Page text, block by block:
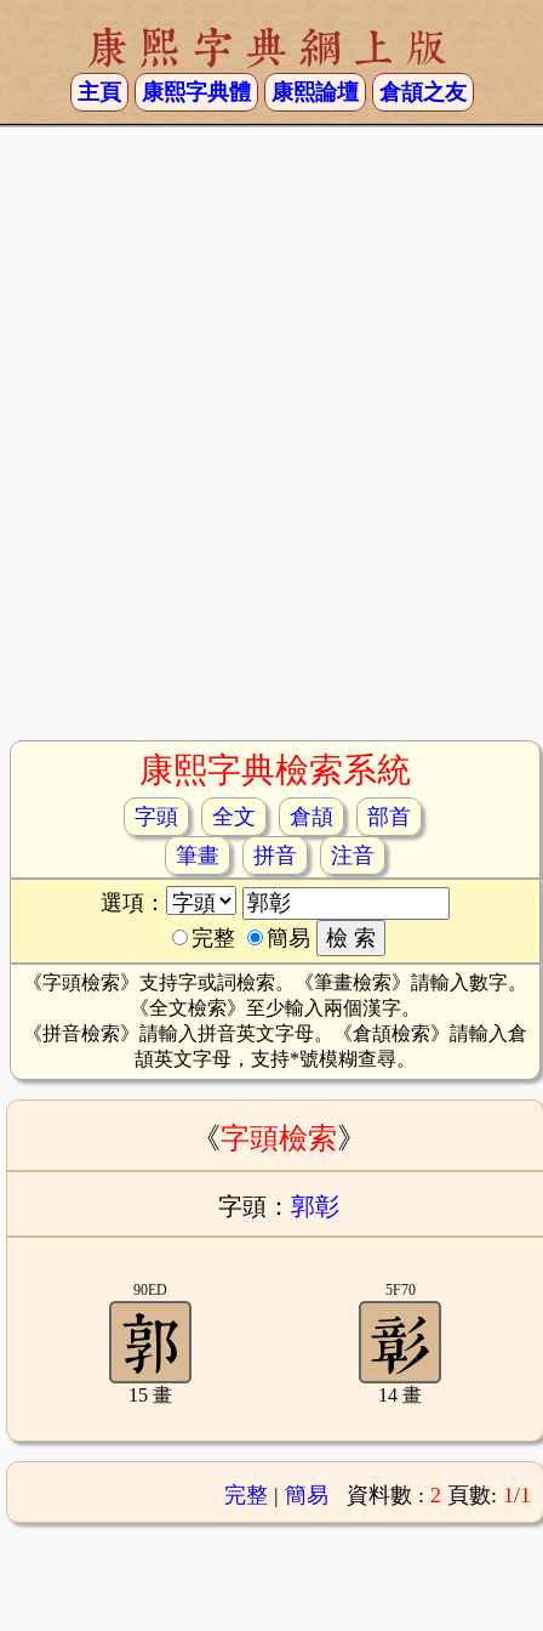
康熙字典網上版
主頁 康熙字典體 康熙論壇 倉頡之友
康熙字典檢索系統
字頭 全文 倉頡
部首
筆畫
拼音
注音
選項：
完整
簡易
《字頭檢索》支持字或詞檢索。《筆畫檢索》請輸入數字。
《全文檢索》至少輸入兩個漢字。
《拼音檢索》請輸入拼音英文字母。《倉頡檢索》請輸入倉
頡英文字母，支持*號模糊查尋。
《字頭檢索》
字頭： 郭彰
90ED
15 畫
5F70
14 畫
完整| 簡易 資料數 : 2 頁數: 1/1